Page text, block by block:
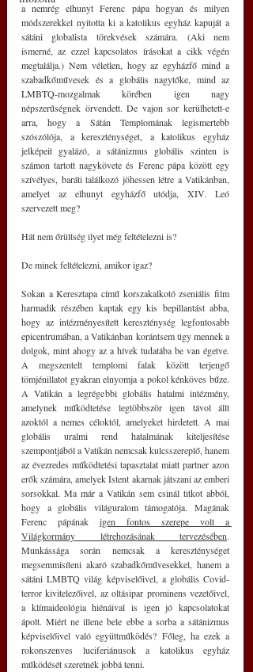
a nemrég elhunyt Ferenc pápa hogyan és milyen
módszerekkel nyitotta ki a katolikus egyház kapuját a
sátáni globalista törekvések számára. (Aki nem
ismerné, az ezzel kapcsolatos írásokat a cikk végén
megtalálja.) Nem véletlen, hogy az egyházfő mind a
szabadkőművesek és a globális nagytőke, mind az
LMBTQ-mozgalmak körében igen nagy
népszerűségnek örvendett. De vajon sor kerülhetett-e
arra, hogy a Sátán Templomának legismertebb
szószólója, a kereszténységet, a katolikus egyház
jelképeit gyalázó, a sátánizmus globális szinten is
számon tartott nagykövete és Ferenc pápa között egy
szívélyes, baráti találkozó jöhessen létre a Vatikánban,
amelyet az elhunyt egyházfő utódja, XIV. Leó
szervezett meg?
Hát nem őrültség ilyet még feltételezni is?
De minek feltételezni, amikor igaz?
Sokan a Keresztapa című korszakalkotó zseniális film
harmadik részében kaptak egy kis bepillantást abba,
hogy az intézményesített kereszténység legfontosabb
epicentrumában, a Vatikánban korántsem úgy mennek a
dolgok, mint ahogy az a hívek tudatába be van égetve.
A megszentelt templomi falak között terjengő
tömjénillatot gyakran elnyomja a pokol kénköves bűze.
A Vatikán a legrégebbi globális hatalmi intézmény,
amelynek működtetése legtöbbször igen távol állt
azoktól a nemes céloktól, amelyeket hirdetett. A mai
globális uralmi rend hatalmának kiteljesítése
szempontjából a Vatikán nemcsak kulcsszereplő, hanem
az évezredes működtetési tapasztalat miatt partner azon
erők számára, amelyek Istent akarnak játszani az emberi
sorsokkal. Ma már a Vatikán sem csinál titkot abból,
hogy a globális világuralom támogatója. Magának
Ferenc pápának igen fontos szerepe volt a
Világkormány létrehozásának tervezésében.
Munkássága során nemcsak a kereszténységet
megsemmisíteni akaró szabadkőművesekkel, hanem a
sátáni LMBTQ világ képviselőivel, a globális Covid-
terror kivitelezőivel, az oltásipar prominens vezetőivel,
a klímaideológia hiénáival is igen jó kapcsolatokat
ápolt. Miért ne illene bele ebbe a sorba a sátánizmus
képviselőivel való együttműködés? Főleg, ha ezek a
rokonszenves luciferiánusok a katolikus egyház
működését szeretnék jobbá tenni.